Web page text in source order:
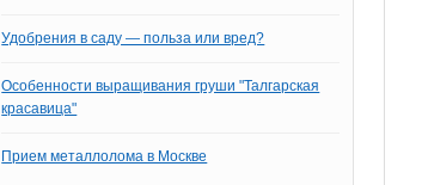
Удобрения в саду — польза или вред?
Особенности выращивания груши "Талгарская
красавица"
Прием металлолома в Москве